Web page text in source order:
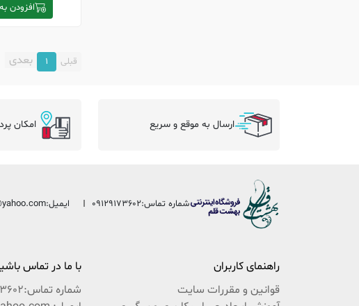
افزودن
قبلی 1 بعدی
ارسال به موقع و سریع امکان
شماره تماس:09129173602 ایمیل:
راهنمای کاربران
قوانین و مقررات سایت
با ما در تماس
شماره تماس: